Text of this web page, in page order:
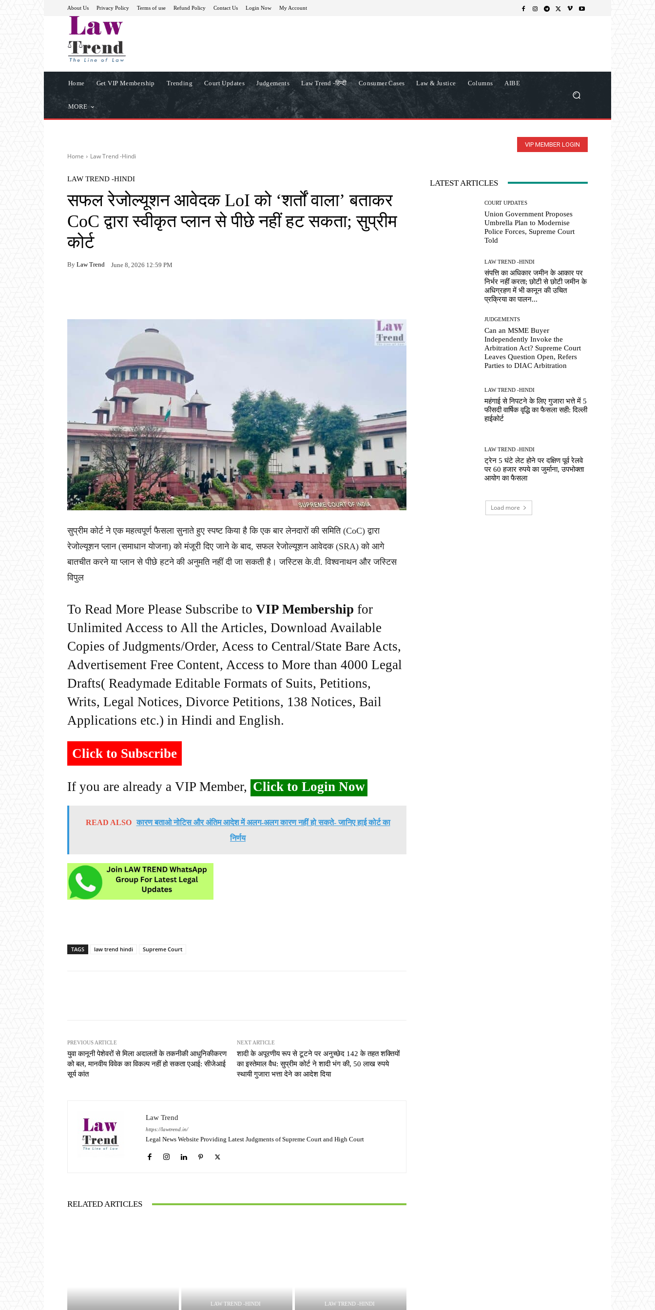
About Us Privacy Policy Terms of use Refund Policy Contact Us Login Now My Account
Home Get VIP Membership Trending Court Updates Judgements Law Trend -हिन्दी Consumer Cases Law & Justice Columns AIBE
MORE
VIP MEMBER LOGIN
Home Law Trend -Hindi
LAW TREND -HINDI
सफल रेजोल्यूशन आवेदक LoI को ‘शर्तों वाला’ बताकर
CoC द्वारा स्वीकृत प्लान से पीछे नहीं हट सकता; सुप्रीम
कोर्ट
By Law Trend June 8, 2026 12:59 PM
सुप्रीम कोर्ट ने एक महत्वपूर्ण फैसला सुनाते हुए स्पष्ट किया है कि एक बार लेनदारों की समिति (CoC) द्वारा
रेजोल्यूशन प्लान (समाधान योजना) को मंजूरी दिए जाने के बाद, सफल रेजोल्यूशन आवेदक (SRA) को आगे
बातचीत करने या प्लान से पीछे हटने की अनुमति नहीं दी जा सकती है। जस्टिस के.वी. विश्वनाथन और जस्टिस
विपुल
To Read More Please Subscribe to VIP Membership for
Unlimited Access to All the Articles, Download Available
Copies of Judgments/Order, Acess to Central/State Bare Acts,
Advertisement Free Content, Access to More than 4000 Legal
Drafts( Readymade Editable Formats of Suits, Petitions,
Writs, Legal Notices, Divorce Petitions, 138 Notices, Bail
Applications etc.) in Hindi and English.
Click to Subscribe
If you are already a VIP Member, Click to Login Now
READ ALSO कारण बताओ नोटिस और अंतिम आदेश में अलग-अलग कारण नहीं हो सकते- जानिए हाई कोर्ट का
निर्णय
TAGS law trend hindi Supreme Court
PREVIOUS ARTICLE
युवा कानूनी पेशेवरों से मिला अदालतों के तकनीकी आधुनिकीकरण
को बल, मानवीय विवेक का विकल्प नहीं हो सकता एआई: सीजेआई
सूर्य कांत
NEXT ARTICLE
शादी के अपूरणीय रूप से टूटने पर अनुच्छेद 142 के तहत शक्तियों
का इस्तेमाल वैध: सुप्रीम कोर्ट ने शादी भंग की, 50 लाख रुपये
स्थायी गुजारा भत्ता देने का आदेश दिया
Law Trend
https://lawtrend.in/
Legal News Website Providing Latest Judgments of Supreme Court and High Court
RELATED ARTICLES
LAW TREND -HINDI LAW TREND -HINDI
LATEST ARTICLES
COURT UPDATES
Union Government Proposes
Umbrella Plan to Modernise
Police Forces, Supreme Court
Told
LAW TREND -HINDI
संपत्ति का अधिकार जमीन के आकार पर
निर्भर नहीं करता; छोटी से छोटी जमीन के
अधिग्रहण में भी कानून की उचित
प्रक्रिया का पालन...
JUDGEMENTS
Can an MSME Buyer
Independently Invoke the
Arbitration Act? Supreme Court
Leaves Question Open, Refers
Parties to DIAC Arbitration
LAW TREND -HINDI
महंगाई से निपटने के लिए गुजारा भत्ते में 5
फीसदी वार्षिक वृद्धि का फैसला सही: दिल्ली
हाईकोर्ट
LAW TREND -HINDI
ट्रेन 5 घंटे लेट होने पर दक्षिण पूर्व रेलवे
पर 60 हजार रुपये का जुर्माना, उपभोक्ता
आयोग का फैसला
Load more